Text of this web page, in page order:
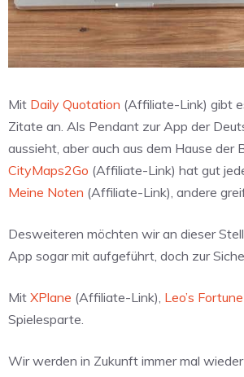
Mit Daily Quotation (Affiliate-Link) gibt
Zitate an. Als Pendant zur App der
aussieht, aber auch aus dem Hause
CityMaps2Go (Affiliate-Link) hat gut
Meine Noten (Affiliate-Link), andere
Desweiteren möchten wir an dieser
App sogar mit aufgeführt, doch zur
Mit XPlane (Affiliate-Link), Leo’s Fortune
Spielesparte.
Wir werden in Zukunft immer mal